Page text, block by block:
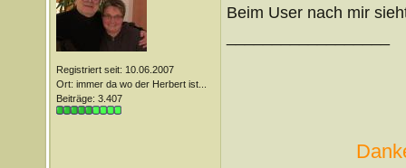
Registriert seit: 10.06.2007
Ort: immer da wo der Herbert ist...
Beiträge: 3.407
Beim User nach mir